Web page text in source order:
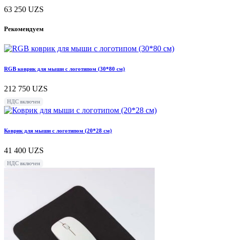
63 250 UZS
Рекомендуем
RGB коврик для мыши с логотипом (30*80 см)
212 750 UZS
НДС включен
Коврик для мыши с логотипом (20*28 см)
41 400 UZS
НДС включен